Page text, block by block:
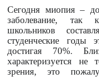
Сегодня миопия –
заболевание, так
школьников
студенческие годы
достигая 70%.
характеризуется не
зрения, это